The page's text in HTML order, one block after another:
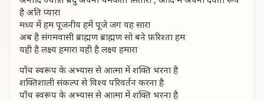
है अति प्यारा
मध्य में हम पूजनीय हमें पूजे जग यह सारा
अब है संगमवासी ब्राह्मण ब्राह्मण सो बने फ़रिश्ता हम
यही है लक्ष्य हमारा यही है लक्ष्य हमारा
पाँच स्वरूप के अभ्यास से आत्मा में शक्ति भरना है
शक्तिशाली संकल्प से विश्व परिवर्तन करना है
पाँच स्वरूप के अभ्यास से आत्मा में शक्ति भरना है